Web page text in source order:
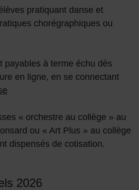
pratiquant danse et
chorégraphiques ou
payables à terme échu dès
en ligne, en se connectant
« orchestre au collège » au
ou « Art Plus » au collège
dispensés de cotisation.
2026